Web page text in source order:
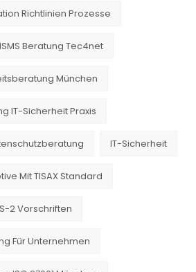
Richtlinien Prozesse
Beratung Tec4net
München
IT-Sicherheit Praxis
IT-Sicherheit
Mit TISAX Standard
2 Vorschriften
Für Unternehmen